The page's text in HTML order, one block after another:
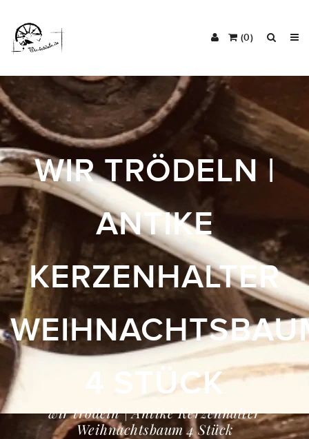
(0)
WIR TRÖDELN |
ANTIKE
KERZENHALTER
4 STÜCK
wir trödeln | Antike Kerzenhalter
Weihnachtsbaum 4 Stück